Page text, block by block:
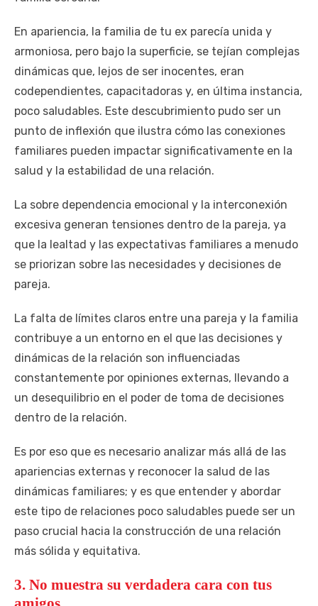
En apariencia, la familia de tu ex parecía unida y
armoniosa, pero bajo la superficie, se tejían complejas
dinámicas que, lejos de ser inocentes, eran
codependientes, capacitadoras y, en última instancia,
poco saludables. Este descubrimiento pudo ser un
punto de inflexión que ilustra cómo las conexiones
familiares pueden impactar significativamente en la
salud y la estabilidad de una relación.
La sobre dependencia emocional y la interconexión
excesiva generan tensiones dentro de la pareja, ya
que la lealtad y las expectativas familiares a menudo
se priorizan sobre las necesidades y decisiones de
pareja.
La falta de límites claros entre una pareja y la familia
contribuye a un entorno en el que las decisiones y
dinámicas de la relación son influenciadas
constantemente por opiniones externas, llevando a
un desequilibrio en el poder de toma de decisiones
dentro de la relación.
Es por eso que es necesario analizar más allá de las
apariencias externas y reconocer la salud de las
dinámicas familiares; y es que entender y abordar
este tipo de relaciones poco saludables puede ser un
paso crucial hacia la construcción de una relación
más sólida y equitativa.
3. No muestra su verdadera cara con tus